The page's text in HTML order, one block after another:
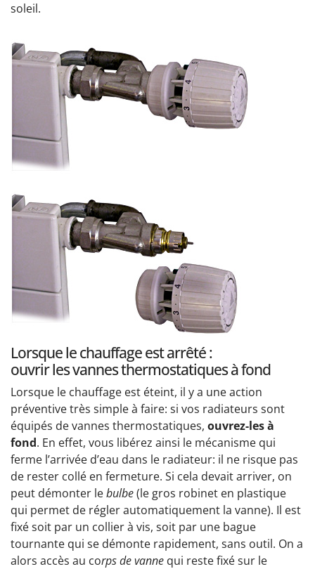
soleil.
Lorsque le chauffage est arrêté :
ouvrir les vannes thermostatiques à fond
Lorsque le chauffage est éteint, il y a une action
préventive très simple à faire: si vos radiateurs sont
équipés de vannes thermostatiques, ouvrez-les à
fond. En effet, vous libérez ainsi le mécanisme qui
ferme l’arrivée d’eau dans le radiateur: il ne risque pas
de rester collé en fermeture. Si cela devait arriver, on
peut démonter lebulbe(le gros robinet en plastique
qui permet de régler automatiquement la vanne). Il est
fixé soit par un collier à vis, soit par une bague
tournante qui se démonte rapidement, sans outil. On a
alors accès au corps de vanne qui reste fixé sur le